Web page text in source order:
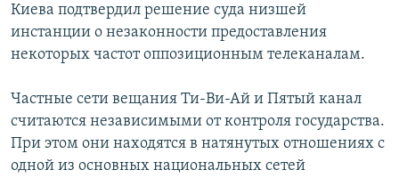
Киева подтвердил решение суда низшей
инстанции о незаконности предоставления
некоторых частот оппозиционным телеканалам.
Частные сети вещания Ти-Ви-Ай и Пятый канал
считаются независимыми от контроля государства.
При этом они находятся в натянутых отношениях с
одной из основных национальных сетей